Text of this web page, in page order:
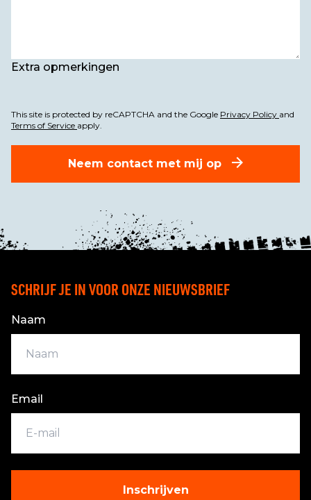
Extra opmerkingen
This site is protected by reCAPTCHA and the Google Privacy Policy and
Terms of Service apply.
Neem contact met mij op
SCHRIJF JE IN VOOR ONZE NIEUWSBRIEF
Naam
Email
Inschrijven